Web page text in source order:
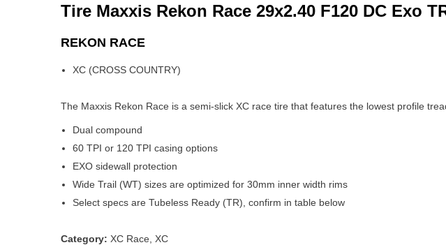
Tire Maxxis Rekon Race 29x2.40 F120 DC Exo
REKON RACE
XC (CROSS COUNTRY)
The Maxxis Rekon Race is a semi-slick XC race tire that features the lowest profile
Dual compound
60 TPI or 120 TPI casing options
EXO sidewall protection
Wide Trail (WT) sizes are optimized for 30mm inner width rims
Select specs are Tubeless Ready (TR), confirm in table below
Category: XC Race, XC